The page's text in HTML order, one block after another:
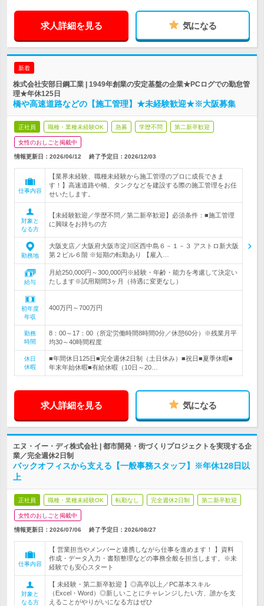
求人詳細を見る 気になる
新着
株式会社安部日鋼工業 | 1949年創業の安定基盤の企業★PCログでの勤怠管
理★年休125日
橋や高速道路などの【施工管理】★未経験歓迎★※大阪募集
正社員 職種・業種未経験OK 急募 学歴不問 第二新卒歓迎
女性のおしごと掲載中
情報更新日：2026/06/12 終了予定日： 2026/12/03
仕事内容
【業界未経験、職種未経験から施工管理のプロに成長できま
す！】高速道路や橋、タンクなどを建設する際の施工管理をお任
せいたします。
対象と
なる方
【未経験歓迎／学歴不問／第二新卒歓迎】必須条件：■施工管理
に興味をお持ちの方
勤務地
大阪支店／大阪府大阪市淀川区西中島６－１－３ アストロ新大阪
第２ビル６階 ※短期の転勤あり 【雇入…
給与
月給250,000円～300,000円※経験・年齢・能力を考慮して決定い
たします※試用期間3ヶ月（待遇に変更なし）
初年度
年収
400万円～700万円
勤務
時間
8：00～17：00（所定労働時間8時間0分／休憩60分）※残業月平
均30～40時間程度
休日
休暇
■年間休日125日■完全週休2日制（土日休み）■祝日■夏季休暇■
年末年始休暇■有給休暇（10日～20…
求人詳細を見る 気になる
エヌ・イー・ディ株式会社 | 都市開発・街づくりプロジェクトを実現する企
業／完全週休2日制
バックオフィスから支える【一般事務スタッフ】※年休128日以
上
正社員 職種・業種未経験OK 転勤なし 完全週休2日制 第二新卒歓迎
女性のおしごと掲載中
情報更新日：2026/07/06 終了予定日： 2026/08/27
仕事内容
【 営業担当やメンバーと連携しながら仕事を進めます！ 】資料
作成・データ入力・書類整理などの事務全般を担当します。※未
経験でも安心スタート
対象と
なる方
【 未経験・第二新卒歓迎 】◎高卒以上／PC基本スキル
（Excel・Word）◎新しいことにチャレンジしたい方、誰かを支
えることがやりがいになる方はぜひ